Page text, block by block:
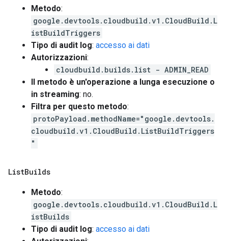
Metodo:
google.devtools.cloudbuild.v1.CloudBuild.L
istBuildTriggers
Tipo di audit log: accesso ai dati
Autorizzazioni:
cloudbuild.builds.list - ADMIN_READ
Il metodo è un'operazione a lunga esecuzione o
in streaming: no.
Filtra per questo metodo:
protoPayload.methodName="google.devtools.
cloudbuild.v1.CloudBuild.ListBuildTriggers
"
ListBuilds
Metodo:
google.devtools.cloudbuild.v1.CloudBuild.L
istBuilds
Tipo di audit log: accesso ai dati